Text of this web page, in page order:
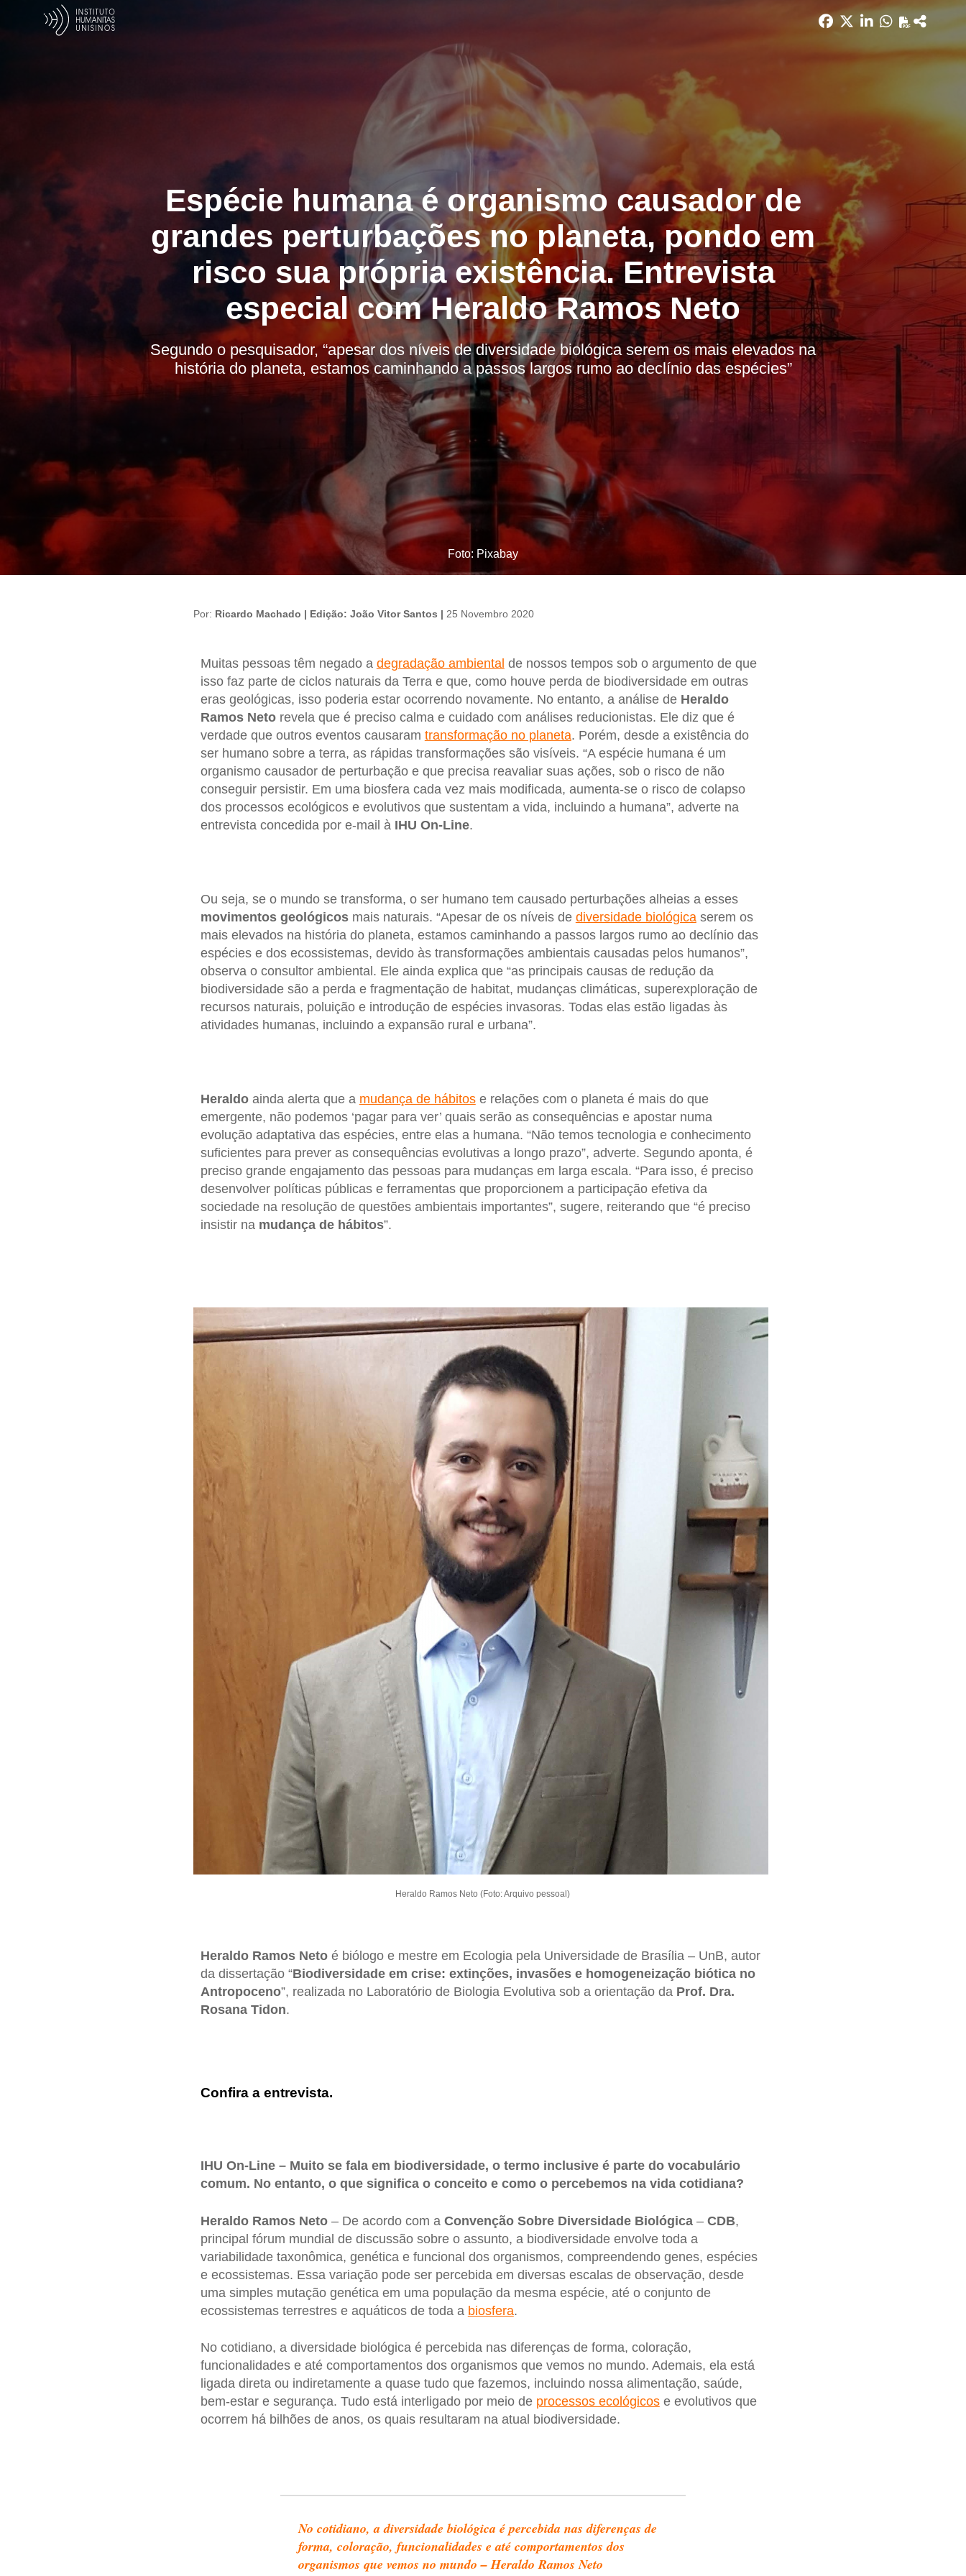
Espécie humana é organismo causador de
grandes perturbações no planeta, pondo em
risco sua própria existência. Entrevista
especial com Heraldo Ramos Neto
Segundo o pesquisador, “apesar dos níveis de diversidade biológica serem os mais elevados na
história do planeta, estamos caminhando a passos largos rumo ao declínio das espécies”
Foto: Pixabay
Por: Ricardo Machado | Edição: João Vitor Santos | 25 Novembro 2020
Muitas pessoas têm negado a degradação ambiental de nossos tempos sob o argumento de que
isso faz parte de ciclos naturais da Terra e que, como houve perda de biodiversidade em outras
eras geológicas, isso poderia estar ocorrendo novamente. No entanto, a análise de Heraldo
Ramos Netorevela que é preciso calma e cuidado com análises reducionistas. Ele diz que é
verdade que outros eventos causaram transformação no planeta. Porém, desde a existência do
ser humano sobre a terra, as rápidas transformações são visíveis. “A espécie humana é um
organismo causador de perturbação e que precisa reavaliar suas ações, sob o risco de não
conseguir persistir. Em uma biosfera cada vez mais modificada, aumenta-se o risco de colapso
dos processos ecológicos e evolutivos que sustentam a vida, incluindo a humana”, adverte na
entrevista concedida por e-mail à IHU On-Line.
Ou seja, se o mundo se transforma, o ser humano tem causado perturbações alheias a esses
movimentos geológicosmais naturais. “Apesar de os níveis de diversidade biológicaserem os
mais elevados na história do planeta, estamos caminhando a passos largos rumo ao declínio das
espécies e dos ecossistemas, devido às transformações ambientais causadas pelos humanos”,
observa o consultor ambiental. Ele ainda explica que “as principais causas de redução da
biodiversidade são a perda e fragmentação de habitat, mudanças climáticas, superexploração de
recursos naturais, poluição e introdução de espécies invasoras. Todas elas estão ligadas às
atividades humanas, incluindo a expansão rural e urbana”.
Heraldoainda alerta que a mudança de hábitose relações com o planeta é mais do que
emergente, não podemos ‘pagar para ver’ quais serão as consequências e apostar numa
evolução adaptativa das espécies, entre elas a humana. “Não temos tecnologia e conhecimento
suficientes para prever as consequências evolutivas a longo prazo”, adverte. Segundo aponta, é
preciso grande engajamento das pessoas para mudanças em larga escala. “Para isso, é preciso
desenvolver políticas públicas e ferramentas que proporcionem a participação efetiva da
sociedade na resolução de questões ambientais importantes”, sugere, reiterando que “é preciso
insistir na mudança de hábitos”.
Heraldo Ramos Neto (Foto: Arquivo pessoal)
Heraldo Ramos Netoé biólogo e mestre em Ecologia pela Universidade de Brasília – UnB, autor
da dissertação “Biodiversidade em crise: extinções, invasões e homogeneização biótica no
Antropoceno”, realizada no Laboratório de Biologia Evolutiva sob a orientação da Prof. Dra.
Rosana Tidon.
Confira a entrevista.
IHU On-Line – Muito se fala em biodiversidade, o termo inclusive é parte do vocabulário
comum. No entanto, o que significa o conceito e como o percebemos na vida cotidiana?
Heraldo Ramos Neto– De acordo com a Convenção Sobre Diversidade Biológica– CDB,
principal fórum mundial de discussão sobre o assunto, a biodiversidade envolve toda a
variabilidade taxonômica, genética e funcional dos organismos, compreendendo genes, espécies
e ecossistemas. Essa variação pode ser percebida em diversas escalas de observação, desde
uma simples mutação genética em uma população da mesma espécie, até o conjunto de
ecossistemas terrestres e aquáticos de toda a biosfera.
No cotidiano, a diversidade biológica é percebida nas diferenças de forma, coloração,
funcionalidades e até comportamentos dos organismos que vemos no mundo. Ademais, ela está
ligada direta ou indiretamente a quase tudo que fazemos, incluindo nossa alimentação, saúde,
bem-estar e segurança. Tudo está interligado por meio de processos ecológicose evolutivos que
ocorrem há bilhões de anos, os quais resultaram na atual biodiversidade.
No cotidiano, a diversidade biológica é percebida nas diferenças de
forma, coloração, funcionalidades e até comportamentos dos
organismos que vemos no mundo – Heraldo Ramos Neto